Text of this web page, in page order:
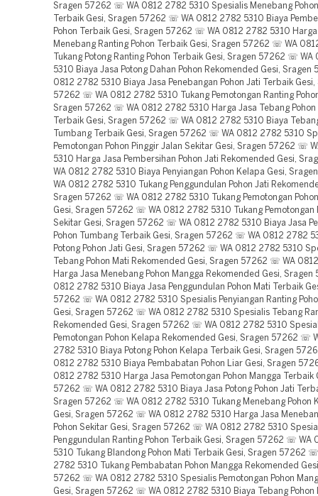
Sragen 57262 ☏ WA 0812 2782 5310 Spesialis Menebang
Terbaik Gesi, Sragen 57262 ☏ WA 0812 2782 5310 Biaya
Pohon Terbaik Gesi, Sragen 57262 ☏ WA 0812 2782 5310 Harga
Menebang Ranting Pohon Terbaik Gesi, Sragen 57262 ☏ WA
Tukang Potong Ranting Pohon Terbaik Gesi, Sragen 57262 ☏
5310 Biaya Jasa Potong Dahan Pohon Rekomended Gesi,
0812 2782 5310 Biaya Jasa Penebangan Pohon Jati Terbaik Gesi,
57262 ☏ WA 0812 2782 5310 Tukang Pemotongan Ranting
Sragen 57262 ☏ WA 0812 2782 5310 Harga Jasa Tebang Pohon
Terbaik Gesi, Sragen 57262 ☏ WA 0812 2782 5310 Biaya
Tumbang Terbaik Gesi, Sragen 57262 ☏ WA 0812 2782 5310
Pemotongan Pohon Pinggir Jalan Sekitar Gesi, Sragen 57262 ☏
5310 Harga Jasa Pembersihan Pohon Jati Rekomended Gesi,
WA 0812 2782 5310 Biaya Penyiangan Pohon Kelapa Gesi,
WA 0812 2782 5310 Tukang Penggundulan Pohon Jati
Sragen 57262 ☏ WA 0812 2782 5310 Tukang Pemotongan
Gesi, Sragen 57262 ☏ WA 0812 2782 5310 Tukang Pemotongan
Sekitar Gesi, Sragen 57262 ☏ WA 0812 2782 5310 Biaya Jasa
Pohon Tumbang Terbaik Gesi, Sragen 57262 ☏ WA 0812 2782
Potong Pohon Jati Gesi, Sragen 57262 ☏ WA 0812 2782 5310
Tebang Pohon Mati Rekomended Gesi, Sragen 57262 ☏ WA
Harga Jasa Menebang Pohon Mangga Rekomended Gesi,
0812 2782 5310 Biaya Jasa Penggundulan Pohon Mati Terbaik
57262 ☏ WA 0812 2782 5310 Spesialis Penyiangan Ranting
Gesi, Sragen 57262 ☏ WA 0812 2782 5310 Spesialis Tebang
Rekomended Gesi, Sragen 57262 ☏ WA 0812 2782 5310
Pemotongan Pohon Kelapa Rekomended Gesi, Sragen 57262 ☏
2782 5310 Biaya Potong Pohon Kelapa Terbaik Gesi, Sragen
0812 2782 5310 Biaya Pembabatan Pohon Liar Gesi, Sragen
0812 2782 5310 Harga Jasa Pemotongan Pohon Mangga Terbaik
57262 ☏ WA 0812 2782 5310 Biaya Jasa Potong Pohon Jati
Sragen 57262 ☏ WA 0812 2782 5310 Tukang Menebang Pohon
Gesi, Sragen 57262 ☏ WA 0812 2782 5310 Harga Jasa
Pohon Sekitar Gesi, Sragen 57262 ☏ WA 0812 2782 5310
Penggundulan Ranting Pohon Terbaik Gesi, Sragen 57262 ☏ WA
5310 Tukang Blandong Pohon Mati Terbaik Gesi, Sragen 57262
2782 5310 Tukang Pembabatan Pohon Mangga Rekomended
57262 ☏ WA 0812 2782 5310 Spesialis Pemotongan Pohon
Gesi, Sragen 57262 ☏ WA 0812 2782 5310 Biaya Tebang Pohon